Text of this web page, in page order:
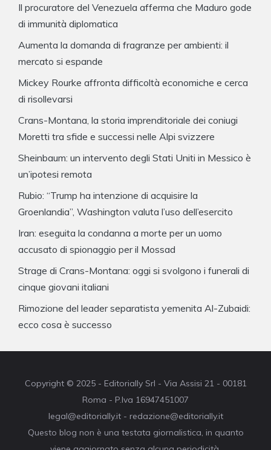
Il procuratore del Venezuela afferma che Maduro gode
di immunità diplomatica
Aumenta la domanda di fragranze per ambienti: il
mercato si espande
Mickey Rourke affronta difficoltà economiche e cerca
di risollevarsi
Crans-Montana, la storia imprenditoriale dei coniugi
Moretti tra sfide e successi nelle Alpi svizzere
Sheinbaum: un intervento degli Stati Uniti in Messico è
un’ipotesi remota
Rubio: “Trump ha intenzione di acquisire la
Groenlandia”, Washington valuta l’uso dell’esercito
Iran: eseguita la condanna a morte per un uomo
accusato di spionaggio per il Mossad
Strage di Crans-Montana: oggi si svolgono i funerali di
cinque giovani italiani
Rimozione del leader separatista yemenita Al-Zubaidi:
ecco cosa è successo
Copyright © 2025 - Editorially Srl - Via Assisi 21 - 00181
Roma - P.Iva 16947451007
legal@editorially.it - redazione@editorially.it
Questo blog non è una testata giornalistica, in quanto